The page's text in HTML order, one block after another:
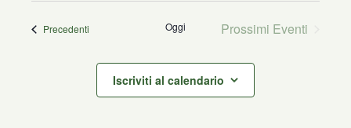
Eventi
Precedenti Oggi Prossimi Eventi
Iscriviti al calendario